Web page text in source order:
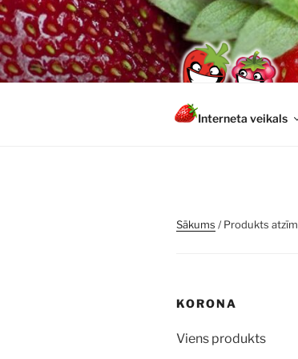
Doties
uz
saturu
Interneta veikals
Sākums / Produkts
KORONA
Viens produkts